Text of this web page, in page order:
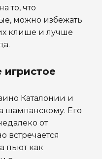
то, что
можно избежать
клише и лучше
игристое
Каталонии и
шампанскому. Его
от
встречается
пьют как